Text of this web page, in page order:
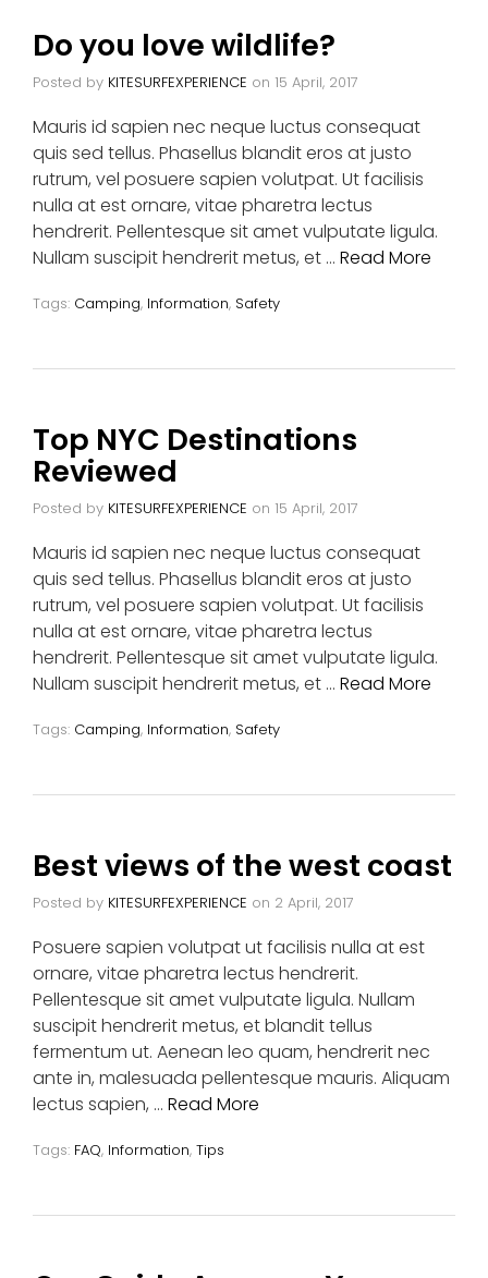
Do you love wildlife?
Posted by KITESURFEXPERIENCE on 15 April, 2017
Mauris id sapien nec neque luctus consequat
quis sed tellus. Phasellus blandit eros at justo
rutrum, vel posuere sapien volutpat. Ut facilisis
nulla at est ornare, vitae pharetra lectus
hendrerit. Pellentesque sit amet vulputate ligula.
Nullam suscipit hendrerit metus, et … Read More
Tags: Camping, Information, Safety
Top NYC Destinations
Reviewed
Posted by KITESURFEXPERIENCE on 15 April, 2017
Mauris id sapien nec neque luctus consequat
quis sed tellus. Phasellus blandit eros at justo
rutrum, vel posuere sapien volutpat. Ut facilisis
nulla at est ornare, vitae pharetra lectus
hendrerit. Pellentesque sit amet vulputate ligula.
Nullam suscipit hendrerit metus, et … Read More
Tags: Camping, Information, Safety
Best views of the west coast
Posted by KITESURFEXPERIENCE on 2 April, 2017
Posuere sapien volutpat ut facilisis nulla at est
ornare, vitae pharetra lectus hendrerit.
Pellentesque sit amet vulputate ligula. Nullam
suscipit hendrerit metus, et blandit tellus
fermentum ut. Aenean leo quam, hendrerit nec
ante in, malesuada pellentesque mauris. Aliquam
lectus sapien, … Read More
Tags: FAQ, Information, Tips